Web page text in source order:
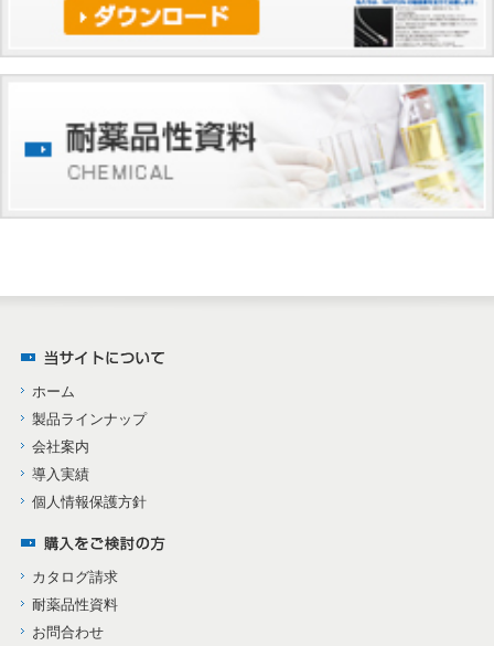
ホーム
製品ラインナップ
会社案内
導入実績
個人情報保護方針
カタログ請求
耐薬品性資料
お問合わせ